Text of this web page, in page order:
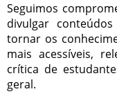
Seguimos
divulgar
tornar os
mais acessíveis,
crítica de
geral.